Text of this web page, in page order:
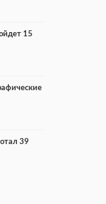
15
39
в